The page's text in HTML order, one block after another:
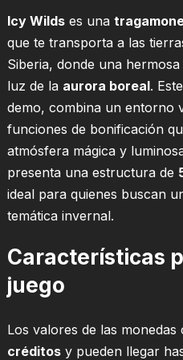
Icy Wildses una
que te transporta a las
Siberia, donde una
luz de la aurora boreal.
demo, combina un entorno
funciones de bonificación
atmósfera mágica y
presenta una estructura de
ideal para quienes buscan
temática invernal.
Características
juego
Los valores de las monedas
créditosy pueden llegar